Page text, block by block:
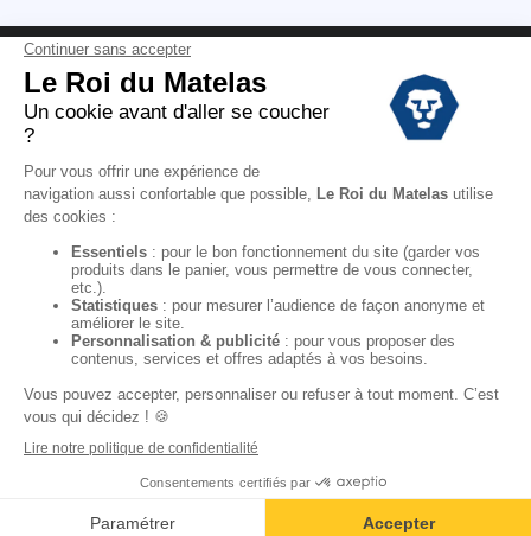
Conditions des offres
Black Friday
Destockage
Conditions Générales de vente magasin
Mentions Légales
Données personnelles
Codes promo Le Roi du Matelas
Copyright © 2022. All rights reserved.